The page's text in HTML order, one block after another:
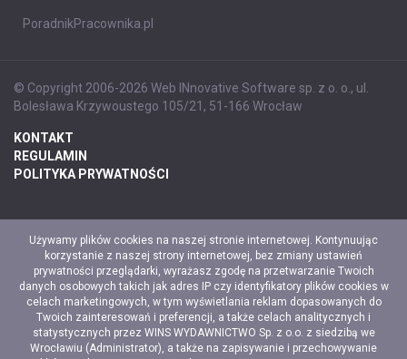
PoradnikPracownika.pl
© Copyright 2006-2026 Web INnovative Software sp. z o. o., ul.
Bolesława Krzywoustego 105/21, 51-166 Wrocław
KONTAKT
REGULAMIN
POLITYKA PRYWATNOŚCI
Używamy plików cookies na naszej stronie internetowej. Kontynuując
korzystanie z naszej strony internetowej, bez zmiany ustawień
prywatności przeglądarki, wyrażasz zgodę na przetwarzanie Twoich
danych osobowych takich jak adres IP czy identyfikatory plików cookies w
celach marketingowych, w tym wyświetlania reklam dopasowanych do
Twoich zainteresowań i preferencji, a także celach analitycznych i
statystycznych przez WINS WYDAWNICTWO Sp. z o.o. z siedzibą we
Wrocławiu (Administrator), a także na zapisywanie i przechowywanie